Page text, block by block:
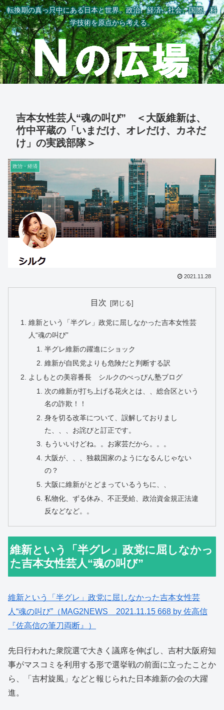
転換期の真っ只中にある日本と世界。政治、経済、社会、国際、科
学技術を原点から考える。
吉本女性芸人“魂の叫び” ＜大阪維新は、
竹中平蔵の「いまだけ、オレだけ、カネだ
け」の実践部隊＞
政治・経済
2021.11.28
目次
維新という「半グレ」政党に屈しなかった吉本女性芸
人“魂の叫び”
半グレ維新の躍進にショック
維新が自民党よりも危険だと判断する訳
よしもとの美容番長 シルクのべっぴん塾ブログ
次の維新が打ち上げる花火とは、、総合区という
名の詐欺！！
身を切る改革について、誤解しておりまし
た、、、お詫びと訂正です。
もういいけどね。。お家芸だから。。。
大阪が、、、独裁国家のようになるんじゃない
の？
大阪に維新がとどまっているうちに、、
私物化、ずる休み、不正受給、政治資金規正法違
反などなど。。
維新という「半グレ」政党に屈しなかっ
た吉本女性芸人“魂の叫び”
維新という「半グレ」政党に屈しなかった吉本女性芸
人“魂の叫び”（MAG2NEWS 2021.11.15 668 by 佐高信
『佐高信の筆刀両断』）
先日行われた衆院選で大きく議席を伸ばし、吉村大阪府知
事がマスコミを利用する形で選挙戦の前面に立ったことか
ら、「吉村旋風」などと報じられた日本維新の会の大躍
進。